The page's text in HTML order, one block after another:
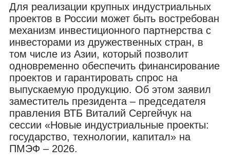
Для реализации крупных индустриальных
проектов в России может быть востребован
механизм инвестиционного партнерства с
инвесторами из дружественных стран, в
том числе из Азии, который позволит
одновременно обеспечить финансирование
проектов и гарантировать спрос на
выпускаемую продукцию. Об этом заявил
заместитель президента – председателя
правления ВТБ Виталий Сергейчук на
сессии «Новые индустриальные проекты:
государство, технологии, капитал» на
ПМЭФ – 2026.